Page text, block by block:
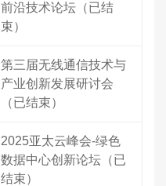
前沿技术论坛（已结
束）
第三届无线通信技术与
产业创新发展研讨会
（已结束）
2025亚太云峰会-绿色
数据中心创新论坛（已
结束）